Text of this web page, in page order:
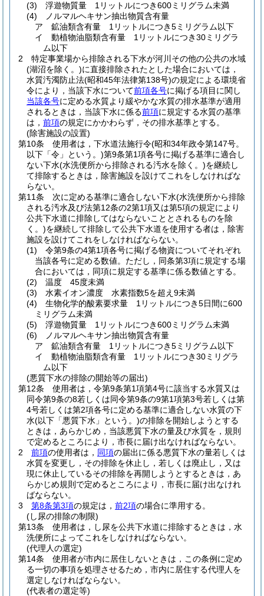
(3)
浮遊物質量 1リットルにつき600ミリグラム未満
(4)
ノルマルヘキサン抽出物質含有量
ア
鉱油類含有量 1リットルにつき5ミリグラム以下
イ
動植物油脂類含有量 1リットルにつき30ミリグラ
ム以下
2
特定事業場から排除される下水が河川その他の公共の水域
(湖沼を除く。)に直接排除されたとした場合においては，
水質汚濁防止法(昭和45年法律第138号)の規定による環境省
令により，当該下水について前項各号に掲げる項目に関し
当該各号に定める水質より緩やかな水質の排水基準が適用
されるときは，当該下水に係る前項に規定する水質の基準
は， 前項の規定にかかわらず，その排水基準とする。
(除害施設の設置)
第10条
使用者は，下水道法施行令(昭和34年政令第147号。
以下「令」という。)第9条第1項各号に掲げる基準に適合し
ない下水(水洗便所から排除される汚水を除く。)を継続し
て排除するときは，除害施設を設けてこれをしなければな
らない。
第11条
次に定める基準に適合しない下水(水洗便所から排除
される汚水及び法第12条の2第1項又は第5項の規定により
公共下水道に排除してはならないこととされるものを除
く。)を継続して排除して公共下水道を使用する者は，除害
施設を設けてこれをしなければならない。
(1)
令第9条の4第1項各号に掲げる物資についてそれぞれ
当該各号に定める数値。 ただし，同条第3項に規定する場
合においては，同項に規定する基準に係る数値とする。
(2)
温度 45度未満
(3)
水素イオン濃度 水素指数5を超え9未満
(4)
生物化学的酸素要求量 1リットルにつき5日間に600
ミリグラム未満
(5)
浮遊物質量 1リットルにつき600ミリグラム未満
(6)
ノルマルヘキサン抽出物質含有量
ア
鉱油類含有量 1リットルにつき5ミリグラム以下
イ
動植物油脂類含有量 1リットルにつき30ミリグラ
ム以下
(悪質下水の排除の開始等の届出)
第12条
使用者は，令第9条第1項第4号に該当する水質又は
同令第9条の8若しくは同令第9条の9第1項第3号若しくは第
4号若しくは第2項各号に定める基準に適合しない水質の下
水(以下「悪質下水」という。)の排除を開始しようとする
ときは，あらかじめ，当該悪質下水の量及び水質を，規則
で定めるところにより，市長に届け出なければならない。
2
前項の使用者は， 同項の届出に係る悪質下水の量若しくは
水質を変更し，その排除を休止し，若しくは廃止し，又は
現に休止しているその排除を再開しようとするときは，あ
らかじめ規則で定めるところにより，市長に届け出なけれ
ばならない。
3
第8条第3項の規定は， 前2項の場合に準用する。
(し尿の排除の制限)
第13条
使用者は，し尿を公共下水道に排除するときは，水
洗便所によってこれをしなければならない。
(代理人の選定)
第14条
使用者が市内に居住しないときは，この条例に定め
る一切の事項を処理させるため，市内に居住する代理人を
選定しなければならない。
(代表者の選定等)